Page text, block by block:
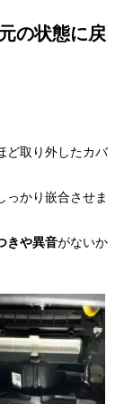
の状態に戻
ど取り外したカバ
っかり嵌合させま
きや異音がないか